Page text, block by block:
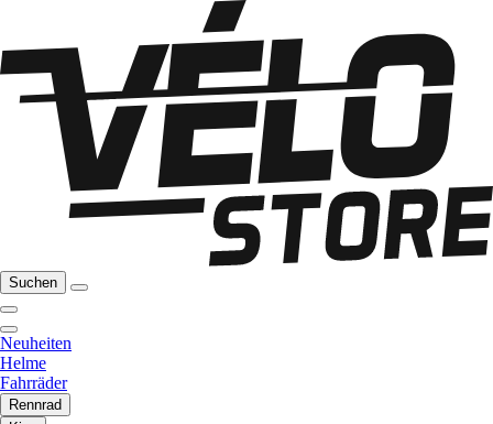
Suchen
Neuheiten
Helme
Fahrräder
Rennrad